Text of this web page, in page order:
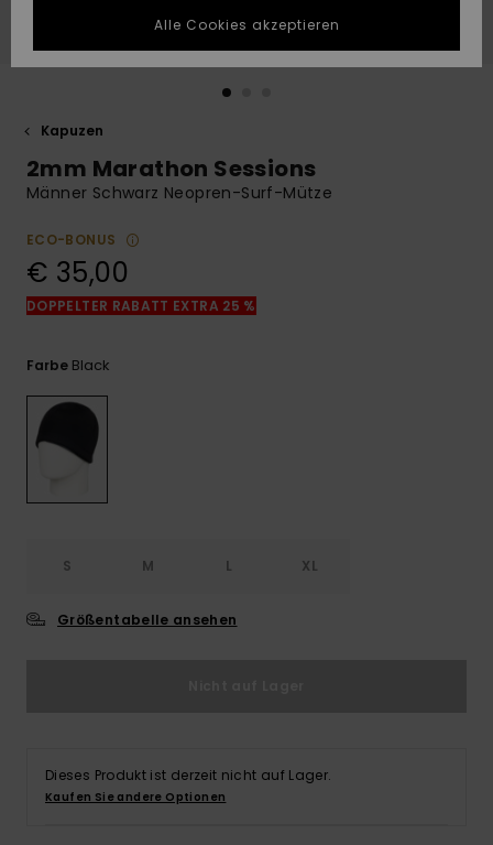
schnellste
Antwort auf Ihre
Frage zu
erhalten.
Finden Sie
Antworten auf
WUNSCHLISTE
Kapuzen
2mm Marathon Sessions
Männer Schwarz Neopren-Surf-Mütze
ECO-BONUS
€ 35,00
DOPPELTER RABATT EXTRA 25 %
Farbe Black
S M L XL
Größentabelle ansehen
Dieses Produkt ist derzeit nicht auf Lager.
Kaufen Sie andere Optionen
Alle Cookies akzeptieren